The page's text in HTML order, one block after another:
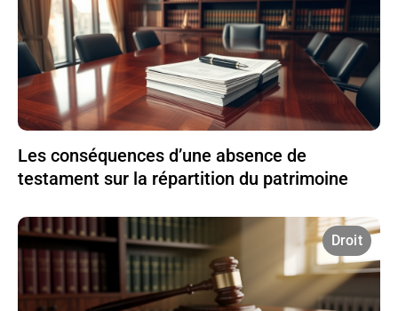
Les conséquences d’une absence de
testament sur la répartition du patrimoine
Droit